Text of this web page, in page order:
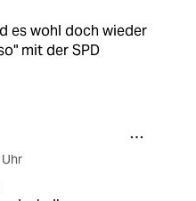
es wohl doch wieder
mit der SPD